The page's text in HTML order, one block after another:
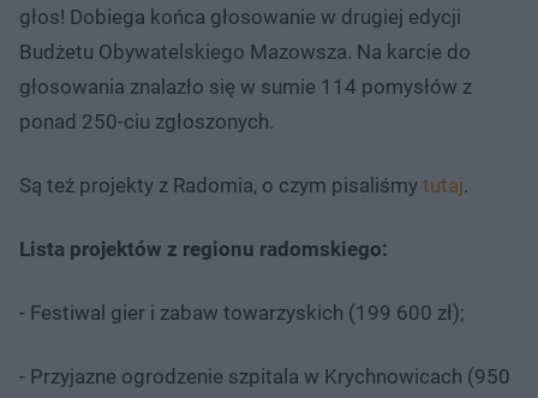
głos! Dobiega końca głosowanie w drugiej edycji
Budżetu Obywatelskiego Mazowsza. Na karcie do
głosowania znalazło się w sumie 114 pomysłów z
ponad 250-ciu zgłoszonych.
Są też projekty z Radomia, o czym pisaliśmy tutaj.
Lista projektów z regionu radomskiego:
- Festiwal gier i zabaw towarzyskich (199 600 zł);
- Przyjazne ogrodzenie szpitala w Krychnowicach (950